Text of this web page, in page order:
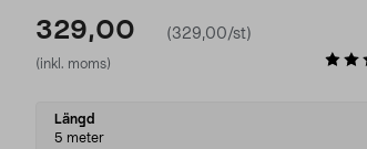
329,00 (329,00/st)
(inkl. moms)
Select
variant
Längd
5 meter